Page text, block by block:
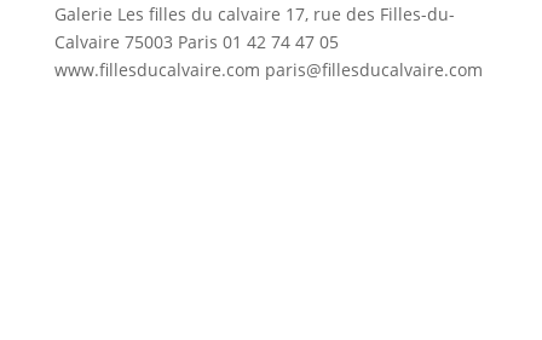
Galerie Les filles du calvaire 17, rue des Filles-du-
Calvaire 75003 Paris 01 42 74 47 05
www.fillesducalvaire.com paris@fillesducalvaire.com